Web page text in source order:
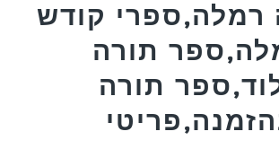
רמלה,ספרי קודש
תורה
תורה